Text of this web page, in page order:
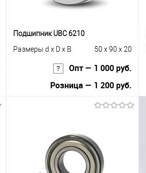
Подшипник UBC 6210
Размеры d x D x B
50 x 90 x 20
Опт — 1 000 руб.
Розница — 1 200 руб.
Купить в 1 клик
К сравнению
В избранное
Под заказ